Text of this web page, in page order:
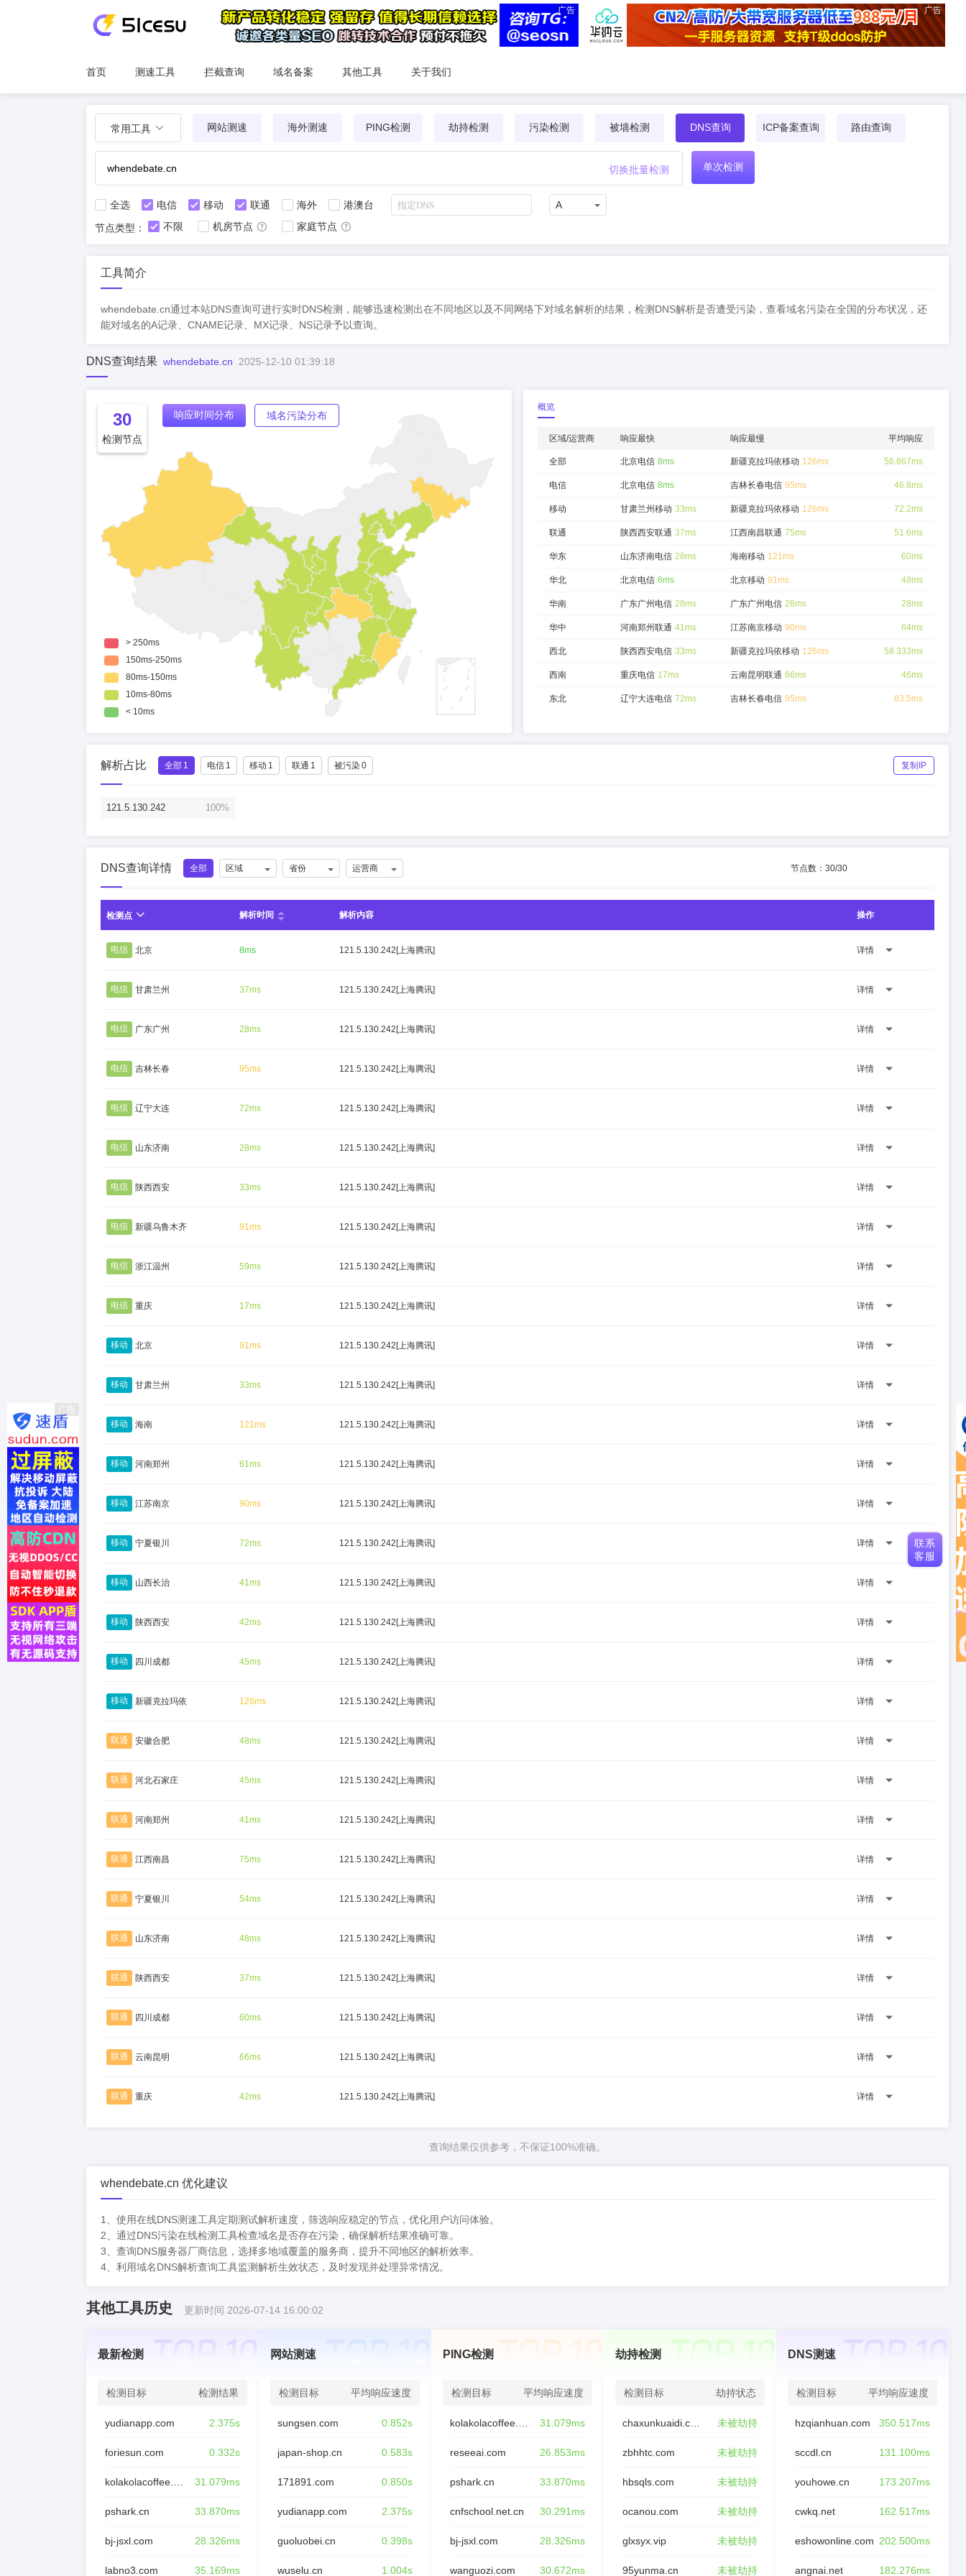
广告 广告
首页 测速工具 拦截查询 域名备案 其他工具 关于我们
常用工具 网站测速 海外测速 PING检测 劫持检测 污染检测 被墙检测 DNS查询 ICP备案查询 路由查询
切换批量检测 单次检测
全选 电信 移动 联通 海外 港澳台
A
节点类型：
不限 机房节点 家庭节点
工具简介
whendebate.cn通过本站DNS查询可进行实时DNS检测，能够迅速检测出在不同地区以及不同网络下对域名解析的结果，检测DNS解析是否遭受污染，查看域名污染在全国的分布状况，还
能对域名的A记录、CNAME记录、MX记录、NS记录予以查询。
DNS查询结果 whendebate.cn 2025-12-10 01:39:18
30
检测节点
响应时间分布 域名污染分布
概览
区域/运营商 响应最快 响应最慢 平均响应
全部 北京电信 8ms 新疆克拉玛依移动 126ms 56.867ms
电信 北京电信 8ms 吉林长春电信 95ms 46.8ms
移动 甘肃兰州移动 33ms 新疆克拉玛依移动 126ms 72.2ms
联通 陕西西安联通 37ms 江西南昌联通 75ms 51.6ms
华东 山东济南电信 28ms 海南移动 121ms 60ms
华北 北京电信 8ms 北京移动 91ms 48ms
华南 广东广州电信 28ms 广东广州电信 28ms 28ms
华中 河南郑州联通 41ms 江苏南京移动 90ms 64ms
西北 陕西西安电信 33ms 新疆克拉玛依移动 126ms 58.333ms
西南 重庆电信 17ms 云南昆明联通 66ms 46ms
东北 辽宁大连电信 72ms 吉林长春电信 95ms 83.5ms
解析占比 全部 1 电信 1 移动 1 联通 1 被污染0 复制IP
121.5.130.242 100%
DNS查询详情 全部 区域 省份 运营商 节点数： 30/30
检测点 解析时间 解析内容 操作
电信 北京 8ms 121.5.130.242[上海腾讯] 详情
电信 甘肃兰州 37ms 121.5.130.242[上海腾讯] 详情
电信 广东广州 28ms 121.5.130.242[上海腾讯] 详情
电信 吉林长春 95ms 121.5.130.242[上海腾讯] 详情
电信 辽宁大连 72ms 121.5.130.242[上海腾讯] 详情
电信 山东济南 28ms 121.5.130.242[上海腾讯] 详情
电信 陕西西安 33ms 121.5.130.242[上海腾讯] 详情
电信 新疆乌鲁木齐 91ms 121.5.130.242[上海腾讯] 详情
电信 浙江温州 59ms 121.5.130.242[上海腾讯] 详情
电信 重庆 17ms 121.5.130.242[上海腾讯] 详情
移动 北京 91ms 121.5.130.242[上海腾讯] 详情
移动 甘肃兰州 33ms 121.5.130.242[上海腾讯] 详情
移动 海南 121ms 121.5.130.242[上海腾讯] 详情
移动 河南郑州 61ms 121.5.130.242[上海腾讯] 详情
移动 江苏南京 90ms 121.5.130.242[上海腾讯] 详情
移动 宁夏银川 72ms 121.5.130.242[上海腾讯] 详情
移动 山西长治 41ms 121.5.130.242[上海腾讯] 详情
移动 陕西西安 42ms 121.5.130.242[上海腾讯] 详情
移动 四川成都 45ms 121.5.130.242[上海腾讯] 详情
移动 新疆克拉玛依 126ms 121.5.130.242[上海腾讯] 详情
联通 安徽合肥 48ms 121.5.130.242[上海腾讯] 详情
联通 河北石家庄 45ms 121.5.130.242[上海腾讯] 详情
联通 河南郑州 41ms 121.5.130.242[上海腾讯] 详情
联通 江西南昌 75ms 121.5.130.242[上海腾讯] 详情
联通 宁夏银川 54ms 121.5.130.242[上海腾讯] 详情
联通 山东济南 48ms 121.5.130.242[上海腾讯] 详情
联通 陕西西安 37ms 121.5.130.242[上海腾讯] 详情
联通 四川成都 60ms 121.5.130.242[上海腾讯] 详情
联通 云南昆明 66ms 121.5.130.242[上海腾讯] 详情
联通 重庆 42ms 121.5.130.242[上海腾讯] 详情
查询结果仅供参考，不保证100%准确。
whendebate.cn 优化建议
1、使用在线DNS测速工具定期测试解析速度，筛选响应稳定的节点，优化用户访问体验。
2、通过DNS污染在线检测工具检查域名是否存在污染，确保解析结果准确可靠。
3、查询DNS服务器厂商信息，选择多地域覆盖的服务商，提升不同地区的解析效率。
4、利用域名DNS解析查询工具监测解析生效状态，及时发现并处理异常情况。
其他工具历史 更新时间 2026-07-14 16:00:02
最新检测
检测目标 检测结果
yudianapp.com 2.375s
foriesun.com 0.332s
31.079ms
pshark.cn 33.870ms
bj-jsxl.com 28.326ms
labno3.com 35.169ms
网站测速
检测目标 平均响应速度
sungsen.com 0.852s
japan-shop.cn 0.583s
171891.com 0.850s
yudianapp.com 2.375s
guoluobei.cn 0.398s
wuselu.cn 1.004s
PING检测
检测目标 平均响应速度
31.079ms
reseeai.com 26.853ms
pshark.cn 33.870ms
cnfschool.net.cn 30.291ms
bj-jsxl.com 28.326ms
wanguozi.com 30.672ms
劫持检测
检测目标 劫持状态
未被劫持
zbhhtc.com 未被劫持
hbsqls.com 未被劫持
ocanou.com 未被劫持
glxsyx.vip 未被劫持
95yunma.cn 未被劫持
DNS测速
检测目标 平均响应速度
hzqianhuan.com 350.517ms
sccdl.cn 131.100ms
youhowe.cn 173.207ms
cwkq.net 162.517ms
eshowonline.com 202.500ms
angnai.net 182.276ms
广告
联系
客服